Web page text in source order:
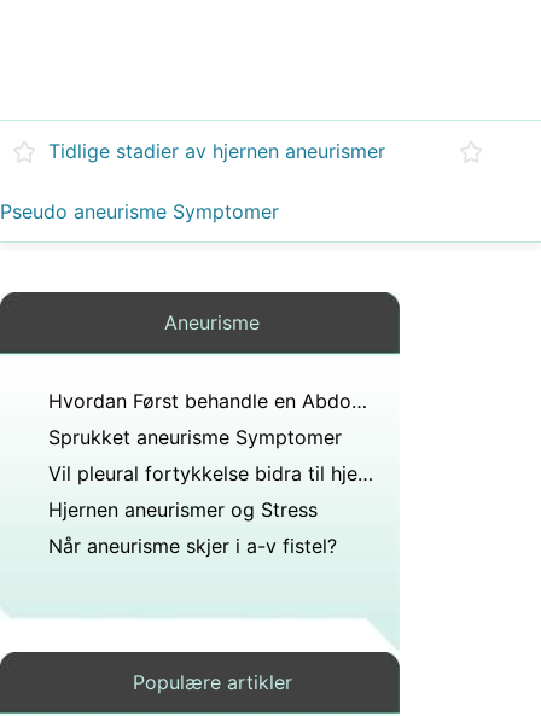
Tidlige stadier av hjernen aneurismer
Pseudo aneurisme Symptomer
Aneurisme
Hvordan Først behandle en Abdominal aneurisme
Sprukket aneurisme Symptomer
Vil pleural fortykkelse bidra til hjerteproblemer?
Hjernen aneurismer og Stress
Når aneurisme skjer i a-v fistel?
Populære artikler